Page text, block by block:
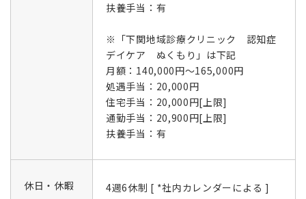
扶養手当：有
※「下関地域診療クリニック 認知症
デイケア ぬくもり」は下記
月額：140,000円～165,000円
処遇手当：20,000円
住宅手当：20,000円[上限]
通勤手当：20,900円[上限]
扶養手当：有
休日・休暇
4週6休制 [ *社内カレンダーによる ]